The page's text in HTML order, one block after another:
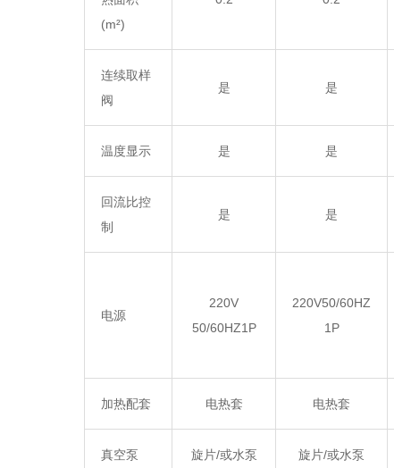
(m²)
连续取样
阀
是 是
温度显示 是 是
回流比控
制
是 是
电源
220V
50/60HZ1P
220V50/60HZ
1P
加热配套 电热套 电热套
真空泵 旋片/或水泵 旋片/或水泵